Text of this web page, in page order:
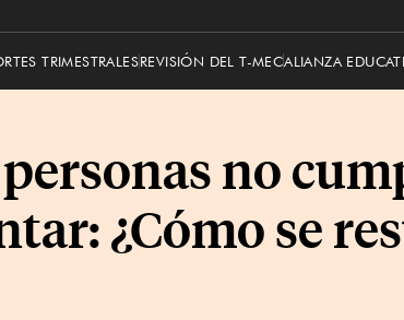
TRIMESTRALESREVISIÓN DEL T-MECALIANZA
no
¿Cómo se